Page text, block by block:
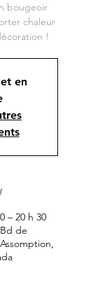
bougeoir
chaleur
!
en
– 20 h 30
de